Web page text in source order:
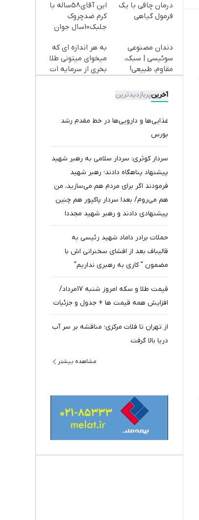
درمان چاقی با یک
فرمول گیاهی
این آقای58ساله با
کرم ضدچروک
جلبک10سال جوان
تخفیف)
دندان مصنوعی
سوئیسی | سبک،
مقاوم، طبیعی!
رایگان+پرداخت
اقساطی😍
به هر اندازه ای که
میخوای میتونی طلا
بخری از سرمایه ات
آخرینپربازدیدترین
غذایی‌ها و دارویی‌ها در خط مقدم رشد
بورس
سردار کوثری: سردار سلامی به رهبر شهید
پیشنهاد پناهگاه دادند؛ رهبر شهید
فرمودند اگر برای مردم هم می‌سازید، من
هم می‌روم/ بعدا سردار پاکپور هم چنین
پیشنهادی دادند و رهبر شهید مجددا
همان پاسخ را دادند
حملات برادر داماد شهید رئیسی به
قالیباف بعد از افشای سخنرانی اش با
مضمون " کاری به رهبری نداریم"
قیمت طلا و سکه امروز شنبه 17مرداد/
افزایش همه قیمت ها + جدول و جزئیات
از تهران تا فلات مرکزی؛ مناقشه بر سر آب
دریا بالا گرفت
مشاهده بیشتر